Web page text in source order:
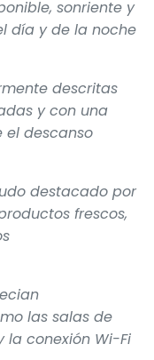
sonriente y
día y de la noche
descritas
y con una
descanso
destacado por
frescos,
las salas de
la conexión Wi-Fi